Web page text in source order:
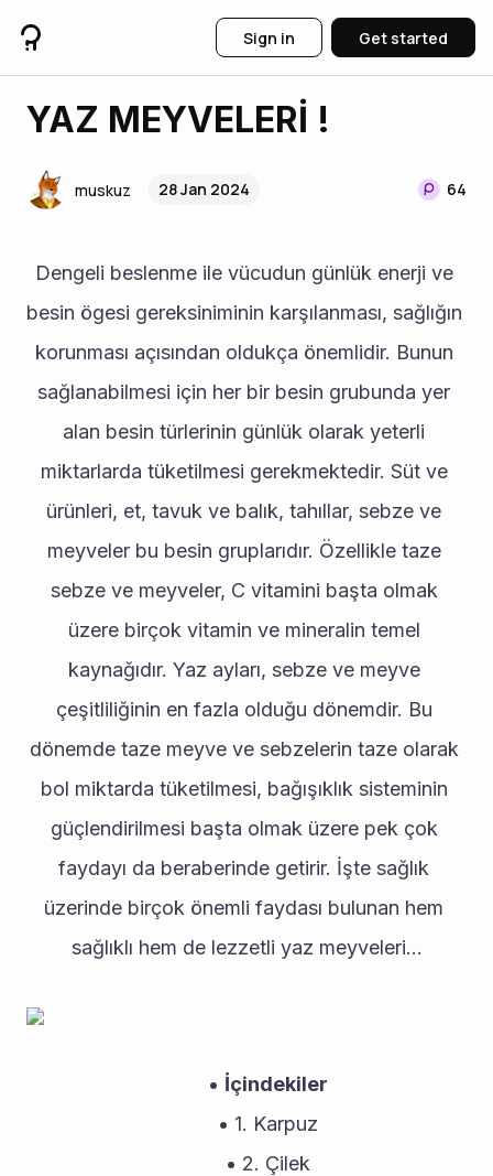
Sign in Get started
YAZ MEYVELERİ !
muskuz 28 Jan 2024 64
Dengeli beslenme ile vücudun günlük enerji ve
besin ögesi gereksiniminin karşılanması, sağlığın
korunması açısından oldukça önemlidir. Bunun
sağlanabilmesi için her bir besin grubunda yer
alan besin türlerinin günlük olarak yeterli
miktarlarda tüketilmesi gerekmektedir. Süt ve
ürünleri, et, tavuk ve balık, tahıllar, sebze ve
meyveler bu besin gruplarıdır. Özellikle taze
sebze ve meyveler, C vitamini başta olmak
üzere birçok vitamin ve mineralin temel
kaynağıdır. Yaz ayları, sebze ve meyve
çeşitliliğinin en fazla olduğu dönemdir. Bu
dönemde taze meyve ve sebzelerin taze olarak
bol miktarda tüketilmesi, bağışıklık sisteminin
güçlendirilmesi başta olmak üzere pek çok
faydayı da beraberinde getirir. İşte sağlık
üzerinde birçok önemli faydası bulunan hem
sağlıklı hem de lezzetli yaz meyveleri...
İçindekiler
1. Karpuz
2. Çilek